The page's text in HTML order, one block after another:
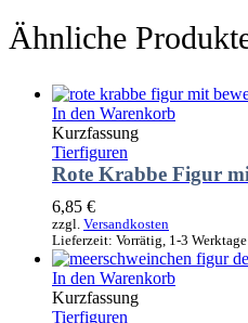
Ähnliche
In den Warenkorb
Kurzfassung
Tierfiguren
Rote Krabbe Figur
6,85 €
zzgl. Versandkosten
Lieferzeit: Vorrätig, 1-3 Werktage
In den Warenkorb
Kurzfassung
Tierfiguren